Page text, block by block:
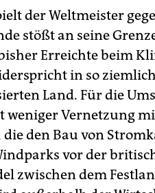
der Weltmeister
stößt an seine
Erreichte beim
in so
Land. Für die
weniger Vernetzung
die den Bau von
vor der
zwischen dem